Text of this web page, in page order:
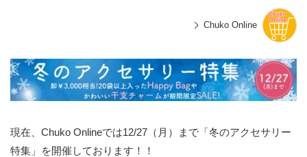
Chuko Online
現在、 Chuko Onlineでは12/27（月）まで「冬のアクセサリー
特集」を開催しております！！